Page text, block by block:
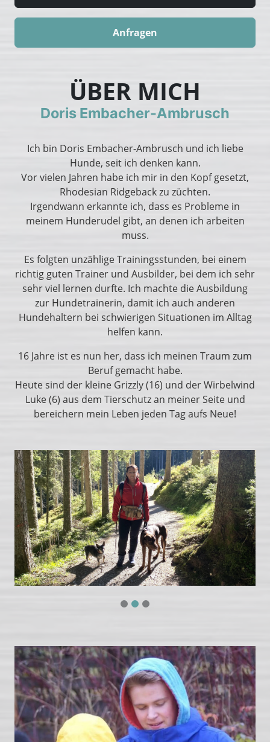
Anfragen
ÜBER MICH
Doris Embacher-Ambrusch
Ich bin Doris Embacher-Ambrusch und ich liebe
Hunde, seit ich denken kann.
Vor vielen Jahren habe ich mir in den Kopf gesetzt,
Rhodesian Ridgeback zu züchten.
Irgendwann erkannte ich, dass es Probleme in
meinem Hunderudel gibt, an denen ich arbeiten
muss.
Es folgten unzählige Trainingsstunden, bei einem
richtig guten Trainer und Ausbilder, bei dem ich sehr
sehr viel lernen durfte. Ich machte die Ausbildung
zur Hundetrainerin, damit ich auch anderen
Hundehaltern bei schwierigen Situationen im Alltag
helfen kann.
16 Jahre ist es nun her, dass ich meinen Traum zum
Beruf gemacht habe.
Heute sind der kleine Grizzly (16) und der Wirbelwind
Luke (6) aus dem Tierschutz an meiner Seite und
bereichern mein Leben jeden Tag aufs Neue!